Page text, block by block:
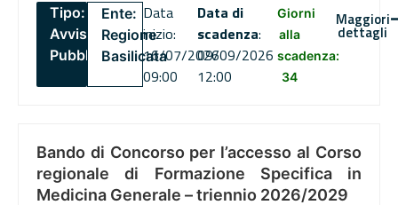
Tipo:
Avviso
Pubblico
Ente:
Regione
Basilicata
Data
inizio:
16/07/2026
09:00
Data di
scadenza:
09/09/2026
12:00
Giorni
alla
scadenza:
34
Maggiori
dettagli
Bando di Concorso per l’accesso al Corso
regionale di Formazione Specifica in
Medicina Generale – triennio 2026/2029